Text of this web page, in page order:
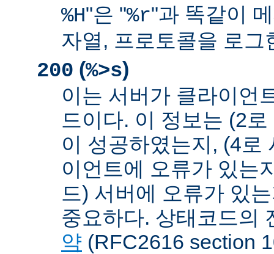
%H"은 "%r"과 똑같이
자열, 프로토콜을 로그
200 (%>s)
이는 서버가 클라이언
드이다. 이 정보는 (2
이 성공하였는지, (4로
이언트에 오류가 있는
드) 서버에 오류가 있
중요하다. 상태코드의
약 (RFC2616 section